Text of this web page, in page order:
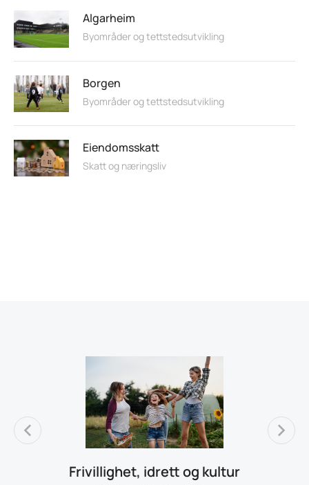
Algarheim
Byområder og tettstedsutvikling
Borgen
Byområder og tettstedsutvikling
Eiendomsskatt
Skatt og næringsliv
Frivillighet, idrett og kultur